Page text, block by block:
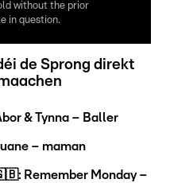
without the prior
in question.
de Sprong direkt
& Tynna – Baller
– maman
Remember Monday –